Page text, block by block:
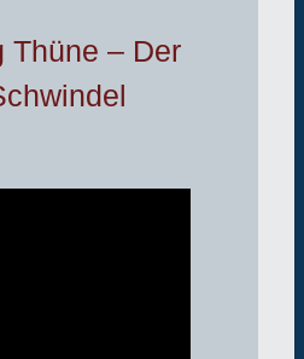
Thüne – Der